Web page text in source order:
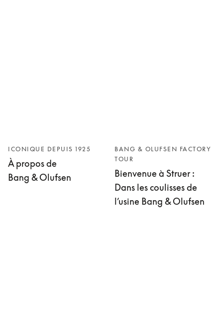
ICONIQUE DEPUIS 1925
À propos de
Bang & Olufsen
BANG & OLUFSEN FACTORY
TOUR
Bienvenue à Struer :
Dans les coulisses de
l’usine Bang & Olufsen